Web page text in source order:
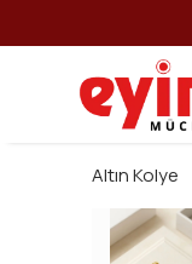
Altın Kolye